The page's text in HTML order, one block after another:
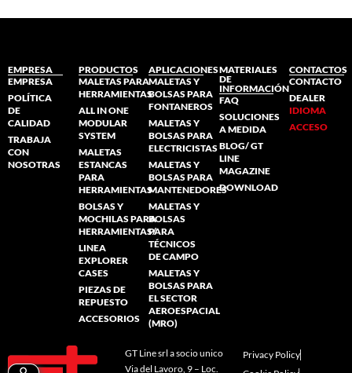
EMPRESA
EMPRESA
POLÍTICA
DE
CALIDAD
TRABAJA
CON
NOSOTRAS
PRODUCTOS
MALETAS PARA
HERRAMIENTAS
ALL IN ONE
MODULAR
SYSTEM
MALETAS
ESTANCAS
PARA
HERRAMIENTAS
BOLSAS Y
MOCHILAS PARA
HERRAMIENTAS/
LINEA
EXPLORER
CASES
PIEZAS DE
REPUESTO
ACCESORIOS
APLICACIONES
MALETAS Y
BOLSAS PARA
FONTANEROS
MALETAS Y
BOLSAS PARA
ELECTRICISTAS
MALETAS Y
BOLSAS PARA
MANTENEDORES
MALETAS Y
BOLSAS
PARA
TÉCNICOS
DE CAMPO
MALETAS Y
BOLSAS PARA
EL SECTOR
AEROESPACIAL
(MRO)
MATERIALES
DE
INFORMACIÓN
FAQ
SOLUCIONES
A MEDIDA
BLOG/ GT
LINE
MAGAZINE
DOWNLOAD
CONTACTOS
CONTACTO
DEALER
IDIOMA
ACCESO
GT Line srl a socio unico
Via del Lavoro, 9 – Loc.
Privacy Policy